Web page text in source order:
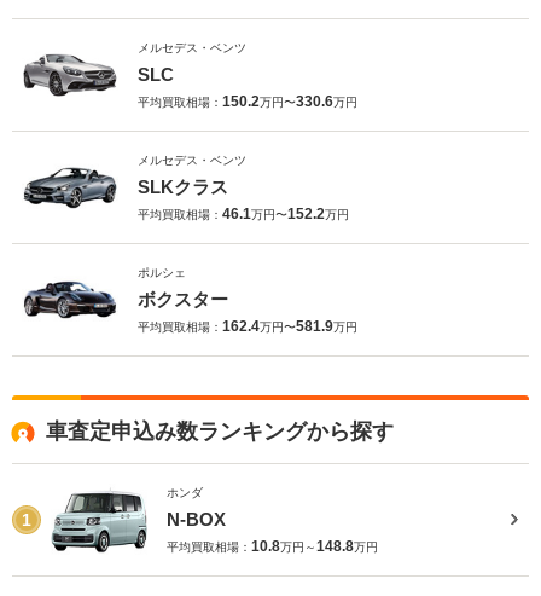
メルセデス・ベンツ
SLC
平均買取相場： 150.2万円〜330.6万円
メルセデス・ベンツ
SLKクラス
平均買取相場： 46.1万円〜152.2万円
ポルシェ
ボクスター
平均買取相場： 162.4万円〜581.9万円
車査定申込み数ランキングから探す
1
ホンダ
N-BOX
平均買取相場： 10.8万円～148.8万円